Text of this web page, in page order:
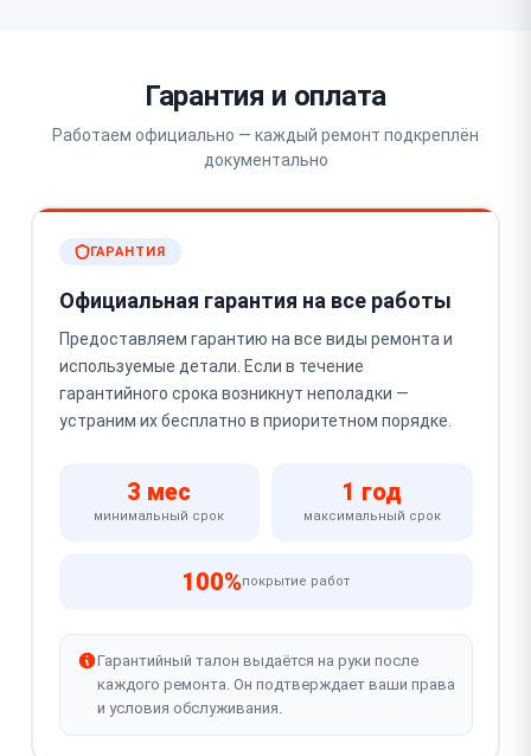
Гарантия и оплата
Работаем официально — каждый ремонт подкреплён
документально
ГАРАНТИЯ
Официальная гарантия на все работы
Предоставляем гарантию на все виды ремонта и
используемые детали. Если в течение
гарантийного срока возникнут неполадки —
устраним их бесплатно в приоритетном порядке.
3 мес
минимальный срок
1 год
максимальный срок
100%покрытие работ
Гарантийный талон выдаётся на руки после
каждого ремонта. Он подтверждает ваши права
и условия обслуживания.